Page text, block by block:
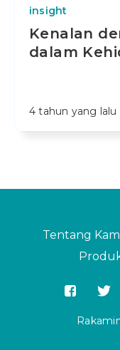
insight
Kenalan
dalam
4 tahun yang lalu
Tentang